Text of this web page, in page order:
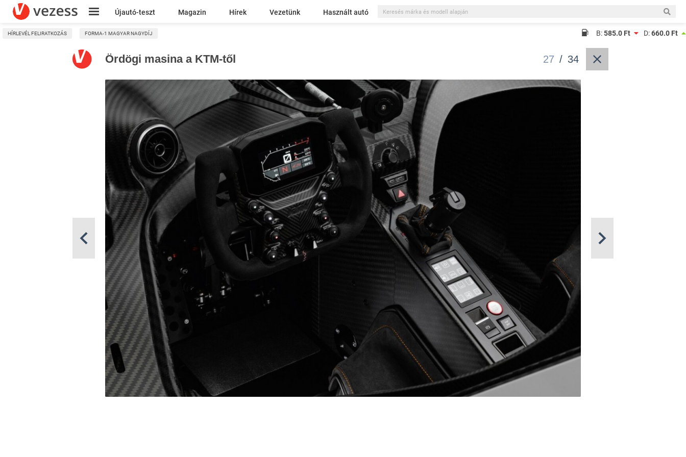
Újautó-teszt Magazin Hírek Vezetünk Használt autó
Kresz
HÍRLEVÉL FELIRATKOZÁS FORMA-1 MAGYAR NAGYDÍJ B:585.0 Ft D:660.0 Ft
Ördögi masina a KTM-től 27 / 34